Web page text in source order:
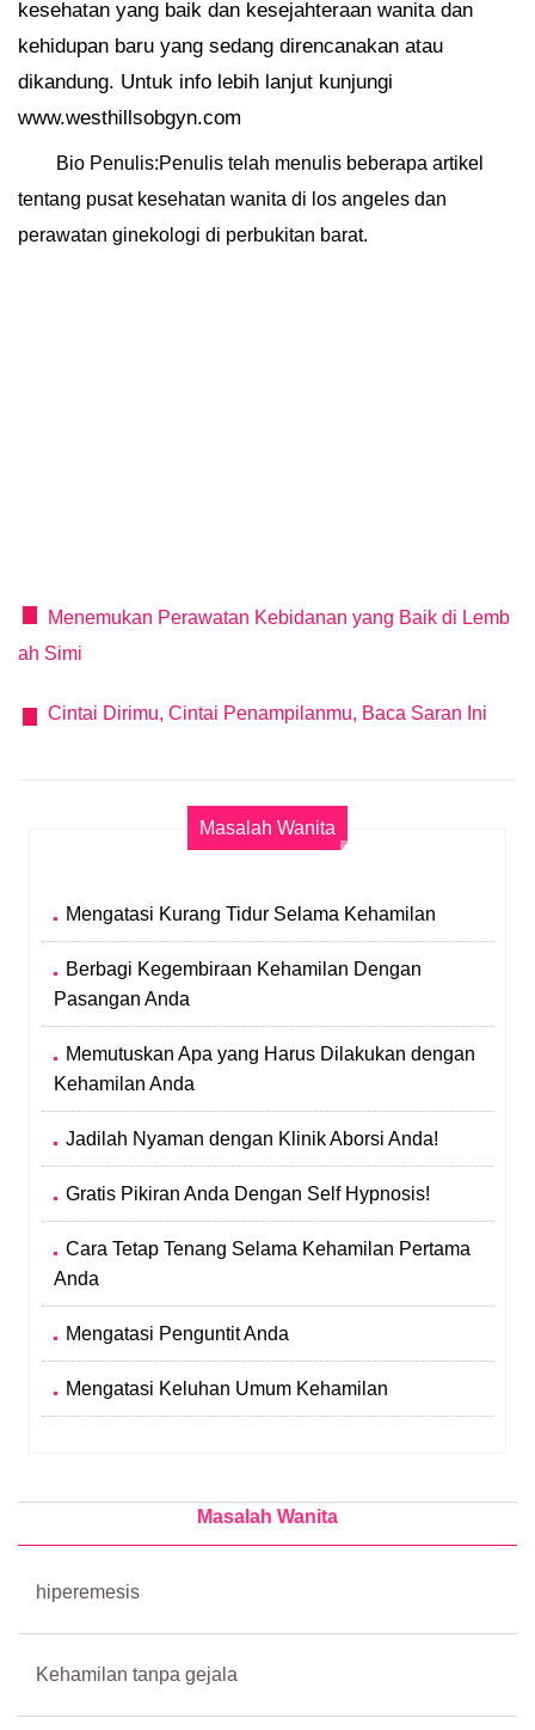
kesehatan yang baik dan kesejahteraan wanita dan
kehidupan baru yang sedang direncanakan atau
dikandung. Untuk info lebih lanjut kunjungi
www.westhillsobgyn.com
Bio Penulis:Penulis telah menulis beberapa artikel
tentang pusat kesehatan wanita di los angeles dan
perawatan ginekologi di perbukitan barat.
Menemukan Perawatan Kebidanan yang Baik di Lemb
ah Simi
Cintai Dirimu, Cintai Penampilanmu, Baca Saran Ini
Masalah Wanita
Mengatasi Kurang Tidur Selama Kehamilan
Berbagi Kegembiraan Kehamilan Dengan
Pasangan Anda
Memutuskan Apa yang Harus Dilakukan dengan
Kehamilan Anda
Jadilah Nyaman dengan Klinik Aborsi Anda!
Gratis Pikiran Anda Dengan Self Hypnosis!
Cara Tetap Tenang Selama Kehamilan Pertama
Anda
Mengatasi Penguntit Anda
Mengatasi Keluhan Umum Kehamilan
Masalah Wanita
hiperemesis
Kehamilan tanpa gejala